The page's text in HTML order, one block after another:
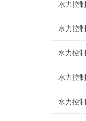
水力控
水力控
水力控
水力控
水力控